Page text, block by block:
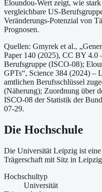
Eloundou-Wert zeigt, wie
vergleichbare US-
Veränderungs-Potenzial von
Prognosen.
Quellen: Gmyrek et al.,
Paper 140 (2025), CC BY 4.0
Berufsgruppe (ISCO-08);
GPTs“, Science 384 (2024) –
amtlichen Berufsschlüssel
(Näherung); Zuordnung über
ISCO-08 der Statistik der
07-29.
Die Hochschule
Die Universität Leipzig ist eine
Trägerschaft mit Sitz in Leipzig
Hochschultyp
Universität